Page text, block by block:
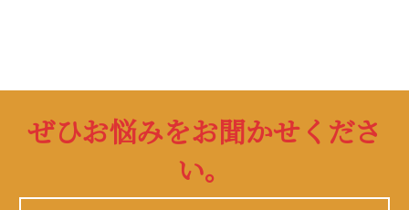
ぜひお悩みをお聞かせくださ
い。